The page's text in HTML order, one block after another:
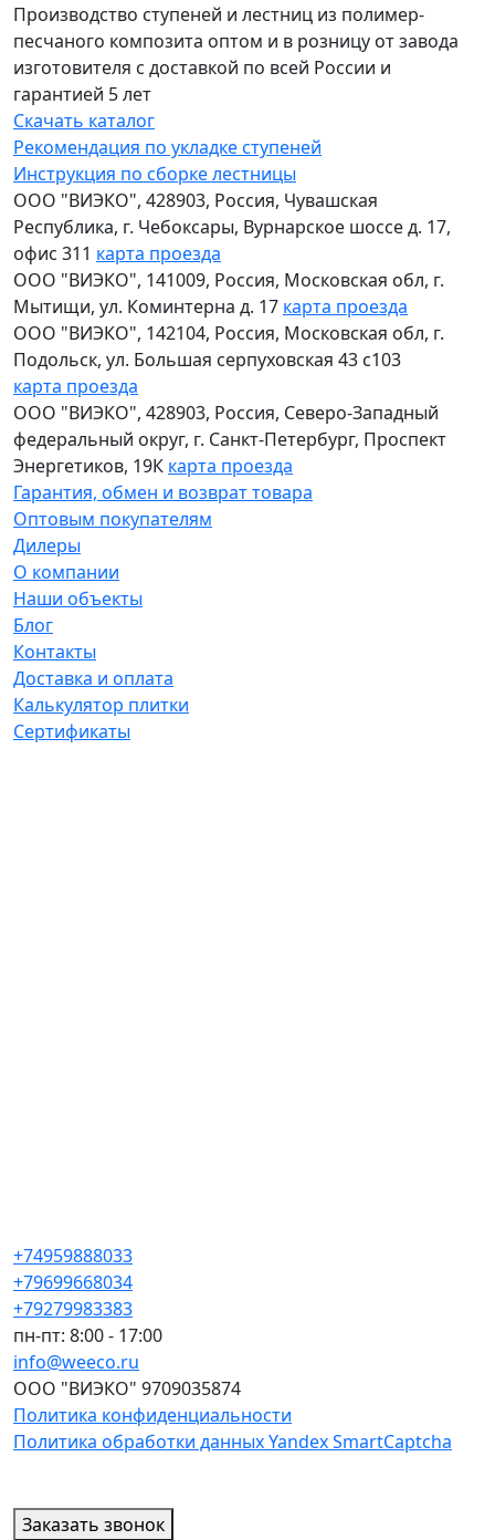
Производство ступеней и лестниц из полимер-
песчаного композита оптом и в розницу от завода
изготовителя с доставкой по всей России и
гарантией 5 лет
Скачать каталог
Рекомендация по укладке ступеней
Инструкция по сборке лестницы
ООО "ВИЭКО", 428903, Россия, Чувашская
Республика, г. Чебоксары, Вурнарское шоссе д. 17,
офис 311 карта проезда
ООО "ВИЭКО", 141009, Россия, Московская обл, г.
Мытищи, ул. Коминтерна д. 17 карта проезда
ООО "ВИЭКО", 142104, Россия, Московская обл, г.
Подольск, ул. Большая серпуховская 43 с103
карта проезда
ООО "ВИЭКО", 428903, Россия, Северо-Западный
федеральный округ, г. Санкт-Петербург, Проспект
Энергетиков, 19К карта проезда
Гарантия, обмен и возврат товара
Оптовым покупателям
Дилеры
О компании
Наши объекты
Блог
Контакты
Доставка и оплата
Калькулятор плитки
Сертификаты
+74959888033
+79699668034
+79279983383
пн-пт: 8:00 - 17:00
info@weeco.ru
ООО "ВИЭКО" 9709035874
Политика конфиденциальности
Политика обработки данных Yandex SmartCaptcha
Заказать звонок